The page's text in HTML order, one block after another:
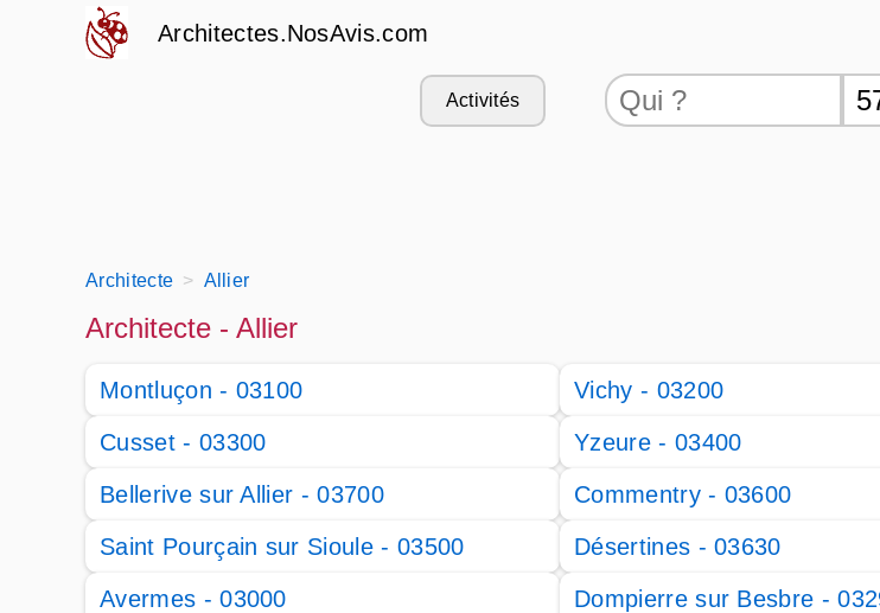
Architectes.NosAvis.com
Activités
Architecte Allier
Architecte - Allier
Montluçon - 03100 Vichy - 03200
Cusset - 03300
Yzeure - 03400
Bellerive sur Allier - 03700
Commentry - 03600
Saint Pourçain sur Sioule - 03500
Désertines - 03630
Avermes - 03000
Dompierre sur Besbre -